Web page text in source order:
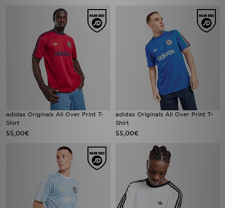
adidas Originals All Over Print T-
Shirt
55,00€
adidas Originals All Over Print T-
Shirt
55,00€